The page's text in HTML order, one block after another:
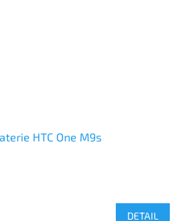
HTC One M9s
DETAIL